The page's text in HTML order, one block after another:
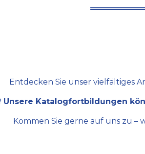
Entdecken Sie unser vielfältiges
Unsere Katalogfortbildungen
Kommen Sie gerne auf uns zu –